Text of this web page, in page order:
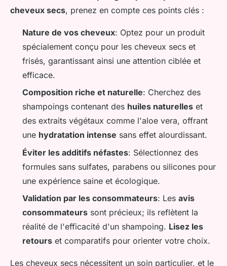
cheveux secs, prenez en compte ces points clés :
Nature de vos cheveux: Optez pour un produit
spécialement conçu pour les cheveux secs et
frisés, garantissant ainsi une attention ciblée et
efficace.
Composition riche et naturelle: Cherchez des
shampoings contenant des huiles naturelles et
des extraits végétaux comme l'aloe vera, offrant
une hydratation intense sans effet alourdissant.
Éviter les additifs néfastes: Sélectionnez des
formules sans sulfates, parabens ou silicones pour
une expérience saine et écologique.
Validation par les consommateurs: Les avis
consommateurs sont précieux; ils reflètent la
réalité de l'efficacité d'un shampoing. Lisez les
retours et comparatifs pour orienter votre choix.
Les cheveux secs nécessitent un soin particulier, et le